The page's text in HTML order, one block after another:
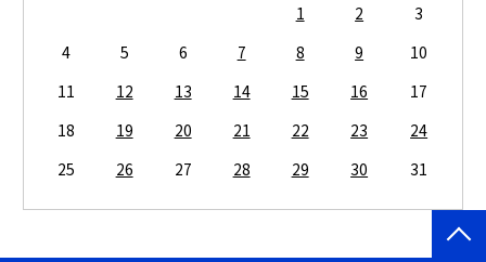
1 2
3
4
5 6 7 8 9
10
11
12 13 14 15 16
17
18
19 20 21 22 23
24
25
26 27 28 29 30 31